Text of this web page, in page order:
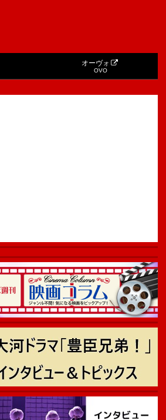
オーヴォ
OVO